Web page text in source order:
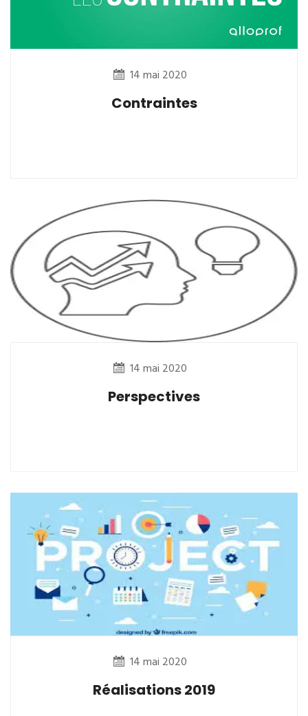
14 mai 2020
Contraintes
14 mai 2020
Perspectives
14 mai 2020
Réalisations 2019